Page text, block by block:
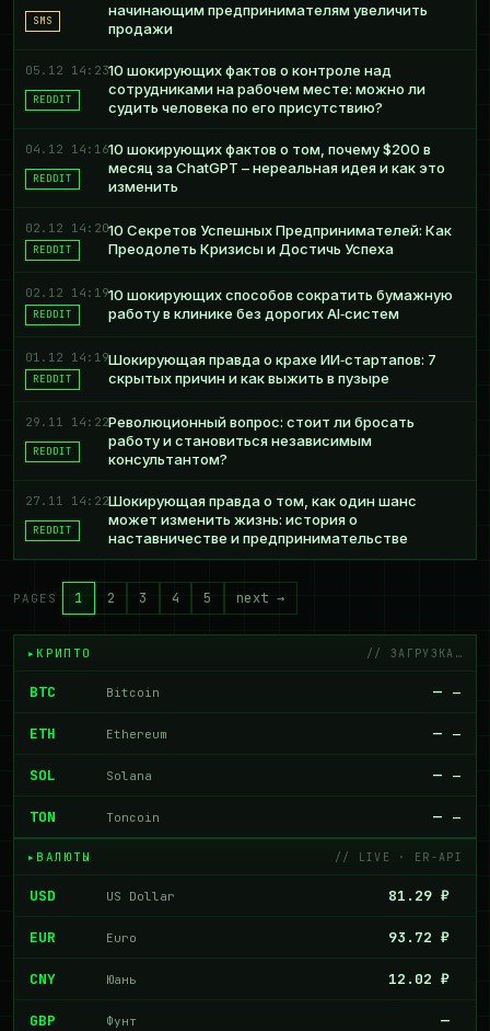
SMS
начинающим предпринимателям увеличить
продажи
05.12 14:23
REDDIT
10 шокирующих фактов о контроле над
сотрудниками на рабочем месте: можно ли
судить человека по его присутствию?
04.12 14:16
REDDIT
10 шокирующих фактов о том, почему $200 в
месяц за ChatGPT – нереальная идея и как это
изменить
02.12 14:20
REDDIT
10 Секретов Успешных Предпринимателей: Как
Преодолеть Кризисы и Достичь Успеха
02.12 14:19
REDDIT
10 шокирующих способов сократить бумажную
работу в клинике без дорогих AI‑систем
01.12 14:19
REDDIT
Шокирующая правда о крахе ИИ‑стартапов: 7
скрытых причин и как выжить в пузыре
29.11 14:22
REDDIT
Революционный вопрос: стоит ли бросать
работу и становиться независимым
консультантом?
27.11 14:22
REDDIT
Шокирующая правда о том, как один шанс
может изменить жизнь: история о
наставничестве и предпринимательстве
PAGES 1 2 3 4 5 next →
КРИПТО // ЗАГРУЗКА…
BTC Bitcoin — —
ETH Ethereum — —
SOL Solana — —
TON Toncoin — —
ВАЛЮТЫ // LIVE · ER-API
USD US Dollar 81.29 ₽
EUR Euro 93.72 ₽
CNY Юань 12.02 ₽
GBP Фунт —